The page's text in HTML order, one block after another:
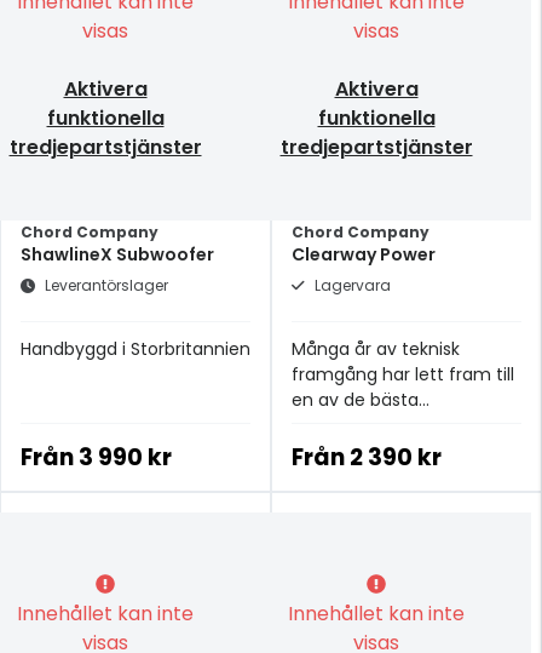
visas
Aktivera
funktionella
tredjepartstjänster
Chord Company
ShawlineX Subwoofer
Leverantörslager
Handbyggd i Storbritannien
Från3 990 kr
visas
Aktivera
funktionella
tredjepartstjänster
Chord Company
Clearway Power
Lagervara
Många år av teknisk
framgång har lett fram till
en av de bästa
prisklassen.
Från2 390 kr
Innehållet kan inte
visas
Innehållet kan inte
visas